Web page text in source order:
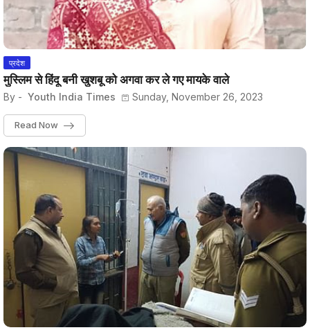
प्रदेश
मुस्लिम से हिंदू बनी खुशबू को अगवा कर ले गए मायके वाले
By - Youth India Times Sunday, November 26, 2023
Read Now